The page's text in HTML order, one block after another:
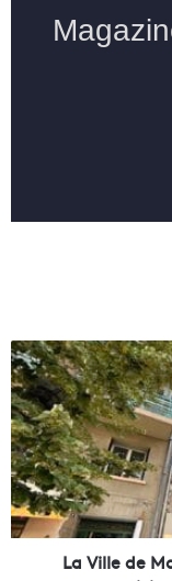
L
a
V
i
l
l
e
d
e
La Ville de